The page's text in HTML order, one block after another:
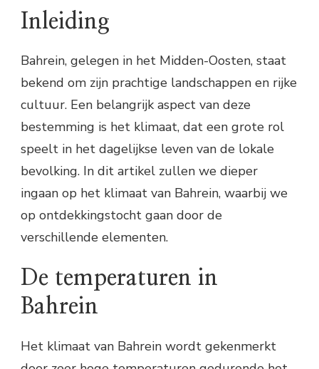
Inleiding
Bahrein, gelegen in het Midden-Oosten, staat
bekend om zijn prachtige landschappen en rijke
cultuur. Een belangrijk aspect van deze
bestemming is het klimaat, dat een grote rol
speelt in het dagelijkse leven van de lokale
bevolking. In dit artikel zullen we dieper
ingaan op het klimaat van Bahrein, waarbij we
op ontdekkingstocht gaan door de
verschillende elementen.
De temperaturen in
Bahrein
Het klimaat van Bahrein wordt gekenmerkt